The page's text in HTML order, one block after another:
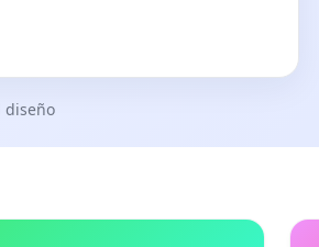
diseño